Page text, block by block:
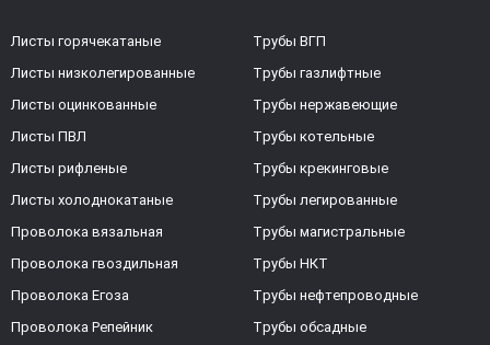
Листы горячекатаные
Листы низколегированные
Листы оцинкованные
Листы ПВЛ
Листы рифленые
Листы холоднокатаные
Проволока вязальная
Проволока гвоздильная
Проволока Егоза
Проволока Репейник
Трубы ВГП
Трубы газлифтные
Трубы нержавеющие
Трубы котельные
Трубы крекинговые
Трубы легированные
Трубы магистральные
Трубы НКТ
Трубы нефтепроводные
Трубы обсадные